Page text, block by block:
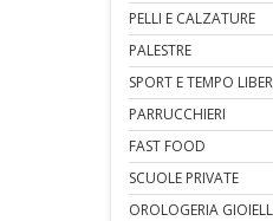
PELLI E CALZATURE
PALESTRE
SPORT E TEMPO
PARRUCCHIERI
FAST FOOD
SCUOLE PRIVATE
OROLOGERIA